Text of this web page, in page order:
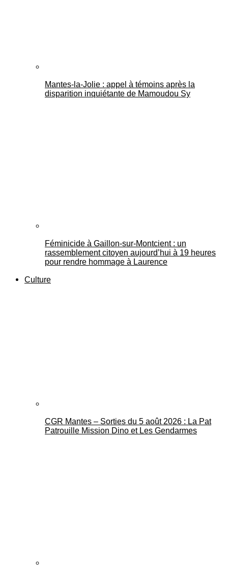
Mantes-la-Jolie : appel à témoins après la
disparition inquiétante de Mamoudou Sy
Féminicide à Gaillon‑sur‑Montcient : un
rassemblement citoyen aujourd’hui à 19 heures
pour rendre hommage à Laurence
Culture
CGR Mantes – Sorties du 5 août 2026 : La Pat
Patrouille Mission Dino et Les Gendarmes